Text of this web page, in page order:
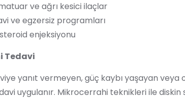
ve ağrı kesici ilaçlar
ve egzersiz programları
enjeksiyonu
Tedavi
yanıt vermeyen, güç kaybı yaşayan veya
uygulanır. Mikrocerrahi teknikleri ile diskin